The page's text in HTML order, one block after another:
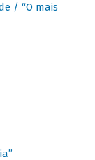
/ “O mais